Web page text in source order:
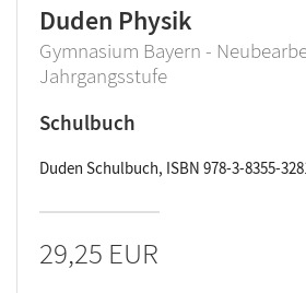
Duden Physik
Gymnasium Bayern -
Jahrgangsstufe
Schulbuch
Duden Schulbuch, ISBN 978-3-8355-
29,25 EUR